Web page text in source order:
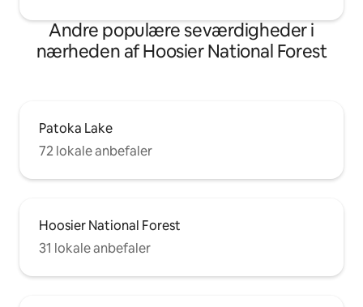
Andre populære seværdigheder i
nærheden af Hoosier National Forest
Patoka Lake
72 lokale anbefaler
Hoosier National Forest
31 lokale anbefaler